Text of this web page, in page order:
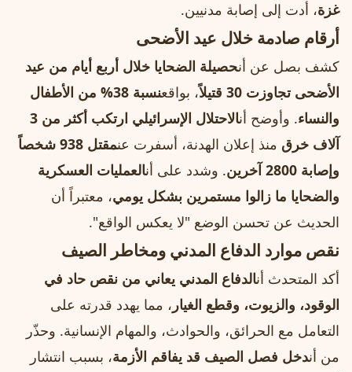
غزة، أدت إلى إصابة مدنيين.
أرقام صادمة خلال عيد الأضحى
كشف بصل عن أنحصيلة الضحايا خلال أربع أيام من عيد
الأضحى تجاوزت 30 قتيلاً
، بواقع
نسبة 38% من الأطفال
والنساء. وأوضح أن
الاحتلال الإسرائيلي ارتكب أكثر من 3
آلاف خرق منذ إعلان الهدنة، أسفرت عن
مقتل 938 شخصاً
وإصابة 2800 آخرين
. وشدد على أنالعمليات العسكرية
والضحايا ما زالوا مستمرين بشكل يومي، معتبراً أن
الحديث عن تحسن الوضع "لا يعكس الواقع".
نقص موارد الدفاع المدني ومخاطر الصيف
أكد المتحدث أنالدفاع المدني يعاني من نقص حاد في
الوقود، والزيوت، وقطع الغيار ، مما يهدد قدرته على
التعامل مع الحرائق، والحوادث، والمهام الإنسانية. وحذّر
من أندخل فصل الصيف قد يفاقم الأزمة، بسبب انتشار